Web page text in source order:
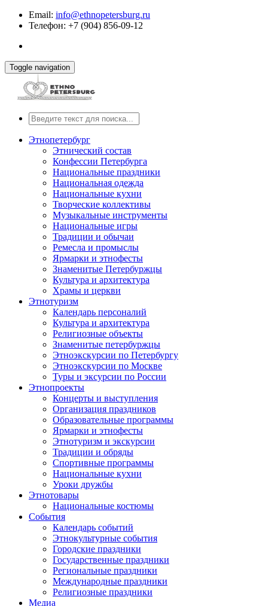
Email: info@ethnopetersburg.ru
Телефон: +7 (904) 856-09-12
Toggle navigation
Этнопетербург
Этнический состав
Конфессии Петербурга
Национальные праздники
Национальная одежда
Национальные кухни
Творческие коллективы
Музыкальные инструменты
Национальные игры
Традиции и обычаи
Ремесла и промыслы
Ярмарки и этнофесты
Знаменитые Петербуржцы
Культура и архитектура
Храмы и церкви
Этнотуризм
Календарь персоналий
Культура и архитектура
Религиозные объекты
Знаменитые петербуржцы
Этноэкскурсии по Петербургу
Этноэкскурсии по Москве
Туры и эксурсии по России
Этнопроекты
Концерты и выступления
Организация праздников
Образовательные программы
Ярмарки и этнофесты
Этнотуризм и экскурсии
Традиции и обряды
Спортивные программы
Национальные кухни
Уроки дружбы
Этнотовары
Национальные костюмы
События
Календарь событий
Этнокультурные события
Городские праздники
Государственные праздники
Региональные праздники
Международные праздники
Религиозные праздники
Медиа